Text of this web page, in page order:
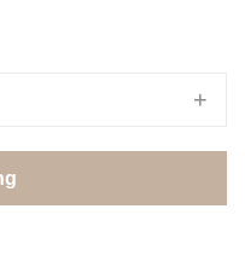
+